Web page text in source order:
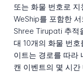
또는 화물 번호로
WeShip를 포함한
Shree Tirupati 추적
대 10개의 화물 번
이트는 경로를 따라
캔 이벤트의 몇 시